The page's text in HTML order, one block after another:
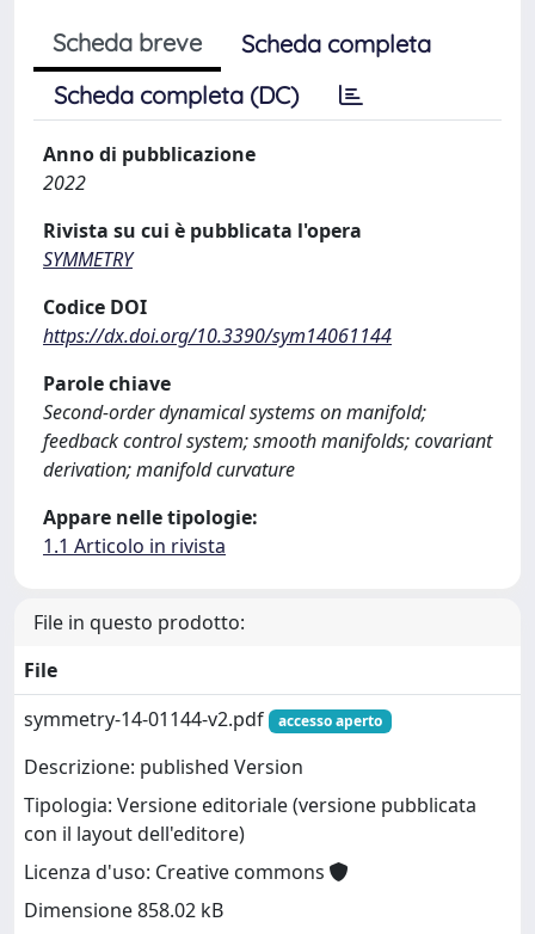
Scheda breve
Scheda completa
Scheda completa (DC)
Anno di pubblicazione
2022
Rivista su cui è pubblicata l'opera
SYMMETRY
Codice DOI
https://dx.doi.org/10.3390/sym14061144
Parole chiave
Second-order dynamical systems on manifold;
feedback control system; smooth manifolds; covariant
derivation; manifold curvature
Appare nelle tipologie:
1.1 Articolo in rivista
File in questo prodotto:
File
symmetry-14-01144-v2.pdf
accesso aperto
Descrizione: published Version
Tipologia: Versione editoriale (versione pubblicata
con il layout dell'editore)
Licenza d'uso: Creative commons
Dimensione 858.02 kB